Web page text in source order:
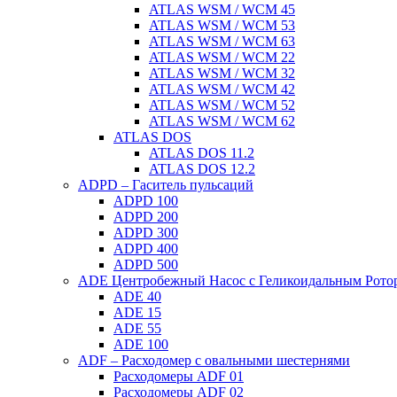
ATLAS WSM / WCM 45
ATLAS WSM / WCM 53
ATLAS WSM / WCM 63
ATLAS WSM / WCM 22
ATLAS WSM / WCM 32
ATLAS WSM / WCM 42
ATLAS WSM / WCM 52
ATLAS WSM / WCM 62
ATLAS DOS
ATLAS DOS 11.2
ATLAS DOS 12.2
ADPD – Гаситель пульсаций
ADPD 100
ADPD 200
ADPD 300
ADPD 400
ADPD 500
ADE Центробежный Насос с Геликоидальным
ADE 40
ADE 15
ADE 55
ADE 100
ADF – Расходомер с овальными шестернями
Расходомеры ADF 01
Расходомеры ADF 02